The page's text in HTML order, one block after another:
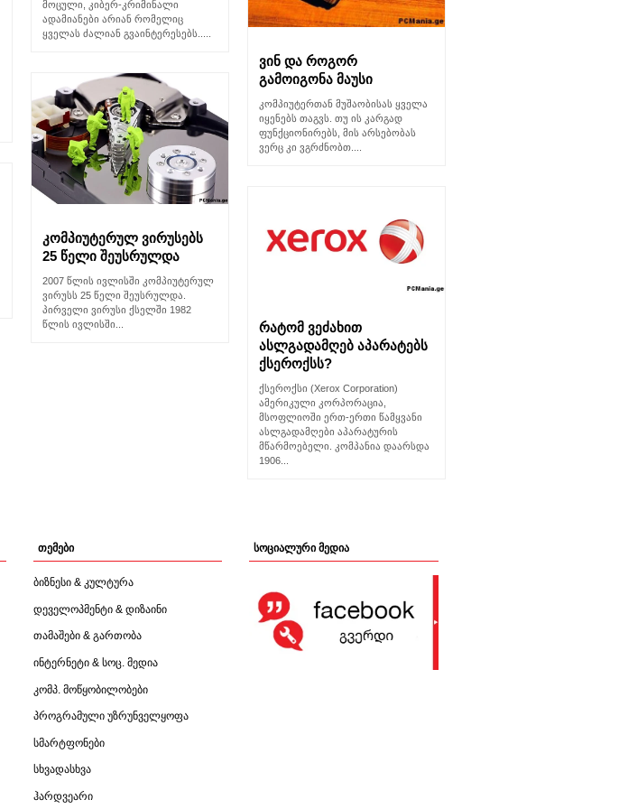
მოცული, კიბერ-კრიმინალი
ადამიანები არიან რომელიც
ყველას ძალიან გვაინტერესებს.....
ვინ და როგორ
გამოიგონა მაუსი
კომპიუტერთან მუშაობისას ყველა
იყენებს თაგვს. თუ ის კარგად
ფუნქციონირებს, მის არსებობას
ვერც კი ვგრძნობთ....
კომპიუტერულ ვირუსებს
25 წელი შეუსრულდა
2007 წლის ივლისში კომპიუტერულ
ვირუსს 25 წელი შეუსრულდა.
პირველი ვირუსი ქსელში 1982
წლის ივლისში...
რატომ ვეძახით
ასლგადამღებ აპარატებს
ქსეროქსს?
ქსეროქსი (Xerox Corporation)
ამერიკული კორპორაცია,
მსოფლიოში ერთ-ერთი წამყვანი
ასლგადამღები აპარატურის
მწარმოებელი. კომპანია დაარსდა
1906...
თემები
ბიზნესი & კულტურა
დეველოპმენტი & დიზაინი
თამაშები & გართობა
ინტერნეტი & სოც. მედია
კომპ. მოწყობილობები
პროგრამული უზრუნველყოფა
სმარტფონები
სხვადასხვა
ჰარდვეარი
სოციალური მედია